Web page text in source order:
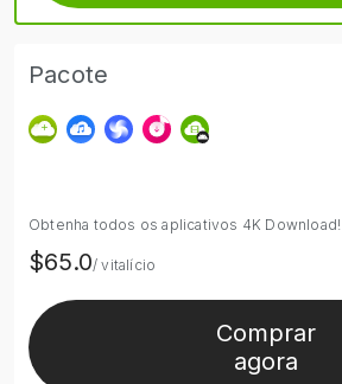
Pacote
Obtenha todos os aplicativos 4K Download!
$65.0/ vitalício
Comprar
agora